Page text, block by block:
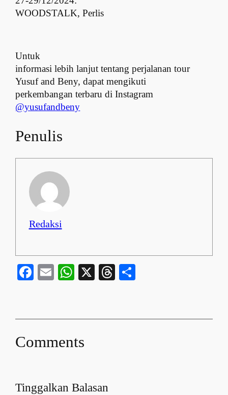
WOODSTALK, Perlis
Untuk
informasi lebih lanjut tentang perjalanan tour
Yusuf and Beny, dapat mengikuti
perkembangan terbaru di Instagram
@yusufandbeny
Penulis
Redaksi
Facebook
EmailWhatsApp
X Threads
Comments
Tinggalkan Balasan